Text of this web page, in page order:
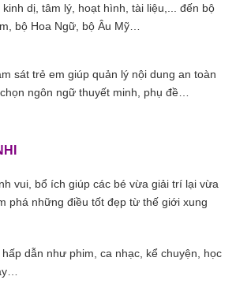
dị, tâm lý, hoạt hình, tài liệu,... đến bộ
bộ Hoa Ngữ, bộ Âu Mỹ…
sát trẻ em giúp quản lý nội dung an toàn
ngôn ngữ thuyết minh, phụ đề…
vui, bổ ích giúp các bé vừa giải trí lại vừa
phá những điều tốt đẹp từ thế giới xung
dẫn như phim, ca nhạc, kể chuyện, học